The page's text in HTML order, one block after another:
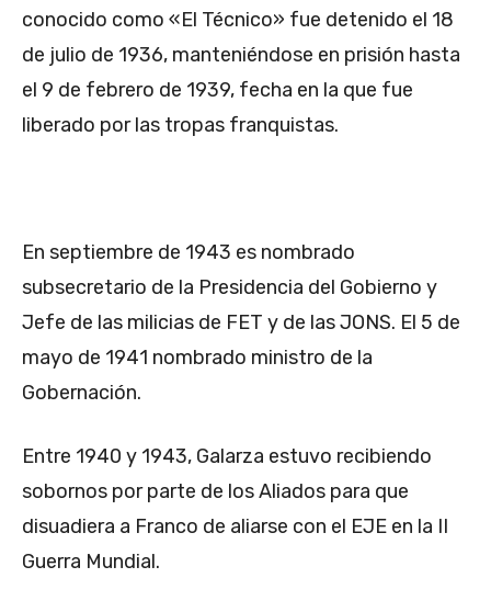
conocido como «El Técnico» fue detenido el 18
de julio de 1936, manteniéndose en prisión hasta
el 9 de febrero de 1939, fecha en la que fue
liberado por las tropas franquistas.
En septiembre de 1943 es nombrado
subsecretario de la Presidencia del Gobierno y
Jefe de las milicias de FET y de las JONS. El 5 de
mayo de 1941 nombrado ministro de la
Gobernación.
Entre 1940 y 1943, Galarza estuvo recibiendo
sobornos por parte de los Aliados para que
disuadiera a Franco de aliarse con el EJE en la II
Guerra Mundial.